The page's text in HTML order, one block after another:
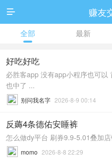
 赚友
全部 最新
好吃好吃
必胜客app 没有app小程序也可
也中了 ...
别问我名字 2026-8-9 00:14
反薅4条德佑安睡裤
怎么做dy平台 刷券9.9-5.01叠加
momo 2026-8-8 22:29